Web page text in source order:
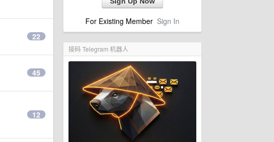
For Existing Member Sign In
接码 Telegram 机器人
22
45
12